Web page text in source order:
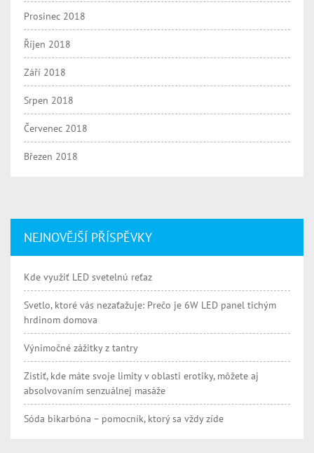
Prosinec 2018
Říjen 2018
Září 2018
Srpen 2018
Červenec 2018
Březen 2018
NEJNOVĚJŠÍ PŘÍSPĚVKY
Kde využiť LED svetelnú reťaz
Svetlo, ktoré vás nezaťažuje: Prečo je 6W LED panel tichým
hrdinom domova
Výnimočné zážitky z tantry
Zistiť, kde máte svoje limity v oblasti erotiky, môžete aj
absolvovaním senzuálnej masáže
Sóda bikarbóna – pomocník, ktorý sa vždy zíde